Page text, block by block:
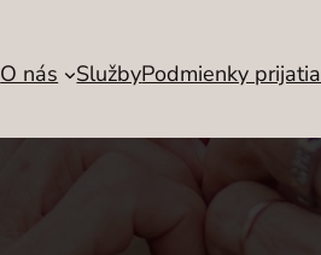
O nás SlužbyPodmienky prijatia